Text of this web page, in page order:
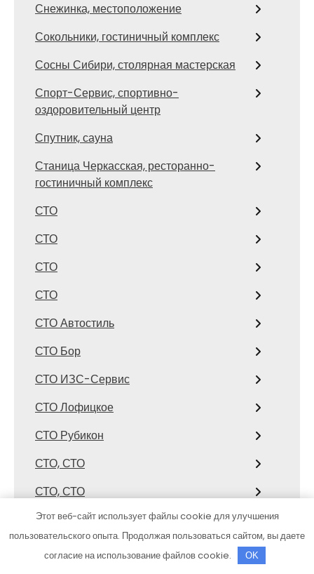
Снежинка, местоположение
Сокольники, гостиничный комплекс
Сосны Сибири, столярная мастерская
Спорт-Сервис, спортивно-
оздоровительный центр
Спутник, сауна
Станица Черкасская, ресторанно-
гостиничный комплекс
СТО
СТО
СТО
СТО
СТО Автостиль
СТО Бор
СТО ИЗС-Сервис
СТО Лофицкое
СТО Рубикон
СТО, СТО
СТО, СТО
Страйк
Этот веб-сайт использует файлы cookie для улучшения
пользовательского опыта. Продолжая пользоваться сайтом, вы даете
согласие на использование файлов cookie.
OK